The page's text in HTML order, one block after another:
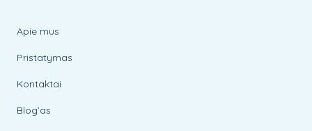
Apie mus
Pristatymas
Kontaktai
Blog’as